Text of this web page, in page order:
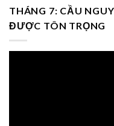
THÁNG 7: CẦU
ĐƯỢC TÔN TRỌNG